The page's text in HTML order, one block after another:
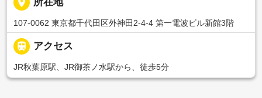
107-0062 東京都千代田区外神田2-4-4 第一電波ビル新館3階
 アクセス
JR秋葉原駅、JR御茶ノ水駅から、徒歩5分